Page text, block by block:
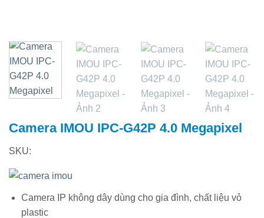
Camera IMOU IPC-G42P 4.0 Megapixel
SKU:
Camera IP không dây dùng cho gia đình, chất liệu vỏ
plastic